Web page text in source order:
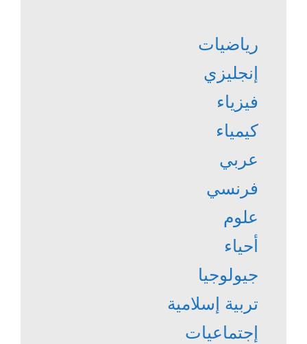
رياضيات
إنجليزي
فيزياء
كيمياء
عربي
فرنسي
علوم
أحياء
جيولوجيا
تربية إسلامية
إجتماعيات